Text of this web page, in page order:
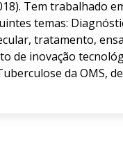
Tem trabalhado
temas:
tratamento,
de inovação
da OMS,